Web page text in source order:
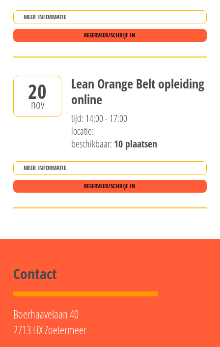
MEER INFORMATIE
RESERVEER/SCHRIJF IN
20
nov
Lean Orange Belt opleiding
online
tijd: 14:00 - 17:00
locatie:
beschikbaar: 10 plaatsen
MEER INFORMATIE
RESERVEER/SCHRIJF IN
Contact
Boerhaavelaan 40
2713 HX Zoetermeer